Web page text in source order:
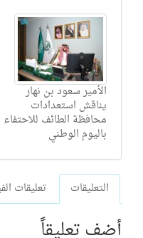
الأمير سعود بن نهار
يناقش استعدادات
محافظة الطائف للاحتفاء
باليوم الوطني
التعليقات تعليقات
أضف تعليقاً